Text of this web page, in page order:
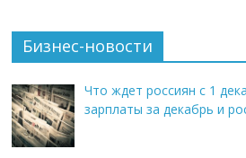
Бизнес-новости
Что ждет россиян с 1
зарплаты за декабрь и